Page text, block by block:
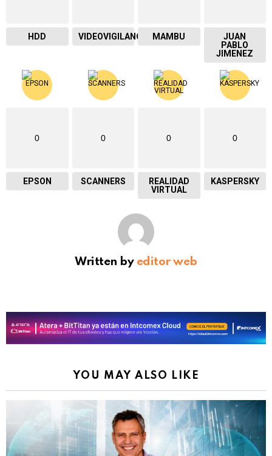
HDD VIDEOVIGILANCIA MAMBU
JUAN
PABLO
JIMENEZ
0
EPSON
0
SCANNERS
0
REALIDAD
VIRTUAL
0
KASPERSKY
Written by editor web
YOU MAY ALSO LIKE